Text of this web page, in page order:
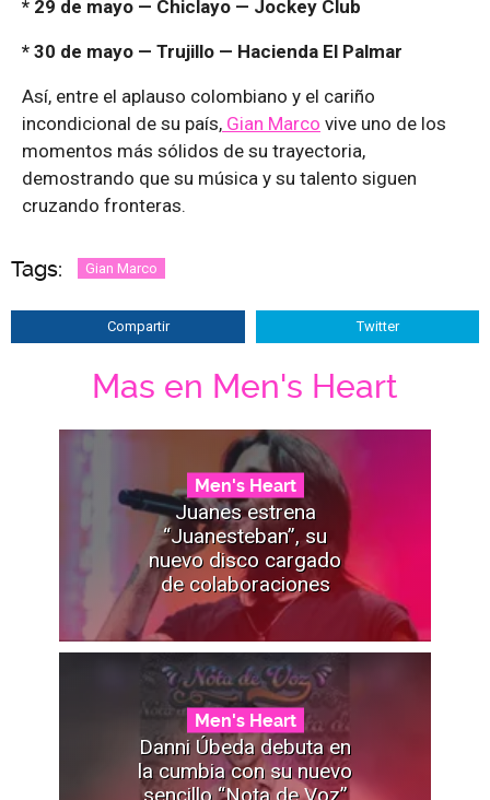
* 29 de mayo — Chiclayo — Jockey Club
* 30 de mayo — Trujillo — Hacienda El Palmar
Así, entre el aplauso colombiano y el cariño
incondicional de su país, Gian Marco vive uno de los
momentos más sólidos de su trayectoria,
demostrando que su música y su talento siguen
cruzando fronteras.
Tags: Gian Marco
Compartir Twitter
Mas en Men's Heart
Men's Heart
Juanes estrena
“Juanesteban”, su
nuevo disco cargado
de colaboraciones
Men's Heart
Danni Úbeda debuta en
la cumbia con su nuevo
sencillo “Nota de Voz”